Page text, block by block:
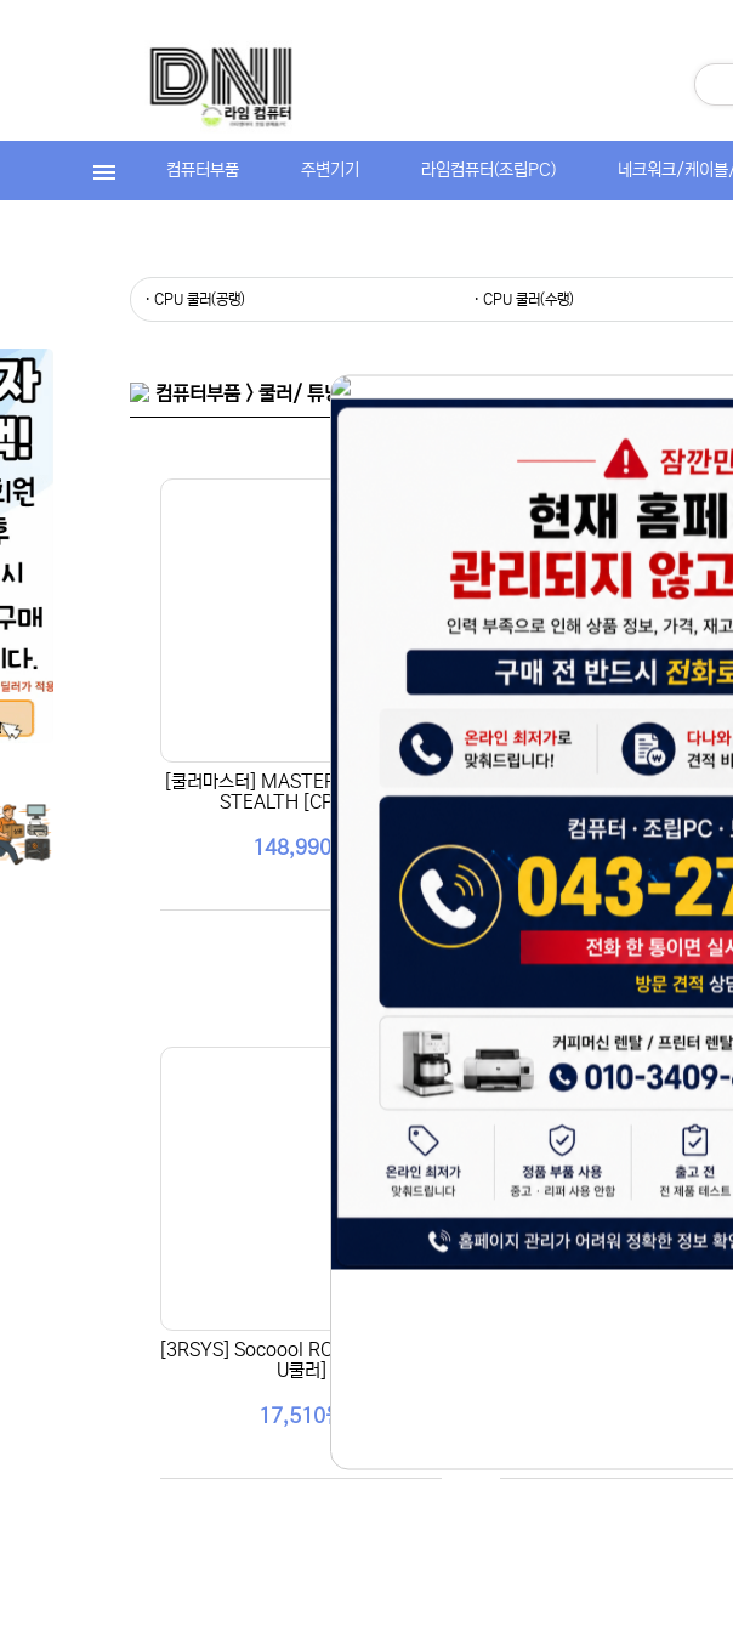
컴퓨터부품 주변기기 라임컴퓨터(조립PC) 네크워크/케이
· CPU 쿨러(공랭) · CPU 쿨러(수랭)
컴퓨터부품 > 쿨러/ 튜닝용품 > CPU 쿨러(공랭)
[쿨러마스터] MASTER AIR MA824
STEALTH [CPU쿨러]
148,990원
[쿨러마스터] HYPER 622
ITE [CPU쿨러]
62,000원
[3RSYS] Socoool RC150 RGB [CP
U쿨러]
17,510원
홈페이지 이용 안내
안녕하세요, (주)디앤아이입니다.
현재 내부 사정으로 인해 홈페이지
불편을 드려 죄송합니다.
제품 문의, 견적 문의 및 상담은 아래
043-274-6789 / 렌탈문의
또는 네이버에서 "디앤아이" 또는 "
항상 더 나은 서비스로 보답하겠습니
감사합니다.
(주)디앤아이